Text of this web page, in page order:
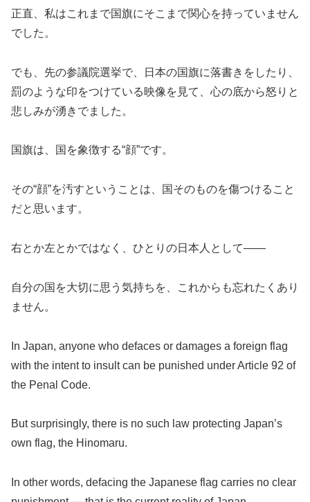
正直、私はこれまで国旗にそこまで関心を持っていません
でした。
でも、先の参議院選挙で、日本の国旗に落書きをしたり、
罰のような印をつけている映像を見て、心の底から怒りと
悲しみが湧きでました。
国旗は、国を象徴する“顔”です。
その“顔”を汚すということは、国そのものを傷つけること
だと思います。
右とか左とかではなく、ひとりの日本人として――
自分の国を大切に思う気持ちを、これからも忘れたくあり
ません。
In Japan, anyone who defaces or damages a foreign flag
with the intent to insult can be punished under Article 92 of
the Penal Code.
But surprisingly, there is no such law protecting Japan’s
own flag, the Hinomaru.
In other words, defacing the Japanese flag carries no clear